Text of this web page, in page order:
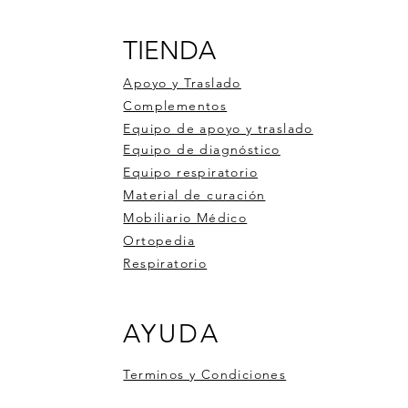
Precio
$6,246.00
pluma
compresa de gel
TIENDA
Apoyo y Traslado
Complementos
Equipo de apoyo y traslado
Equipo de diagnóstico
Equipo respiratorio
Material de curación
Mobiliario Médico
Ortopedia
Respiratorio
AYUDA
Terminos y Condiciones